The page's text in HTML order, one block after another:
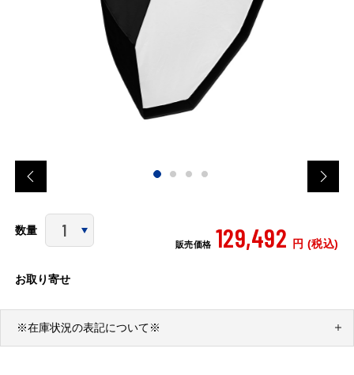
数量
販売価格 129,492 円 (税込)
お取り寄せ
※在庫状況の表記について※